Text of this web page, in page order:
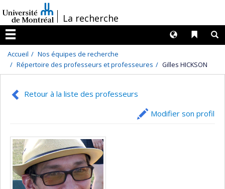
au
contenu
/La recherche
Menu
Liens
Langues
Accueil
Nos équipes de recherche
Répertoire des professeurs et professeures
Gilles HICKSON
Retour à la liste des professeurs
Modifier son profil